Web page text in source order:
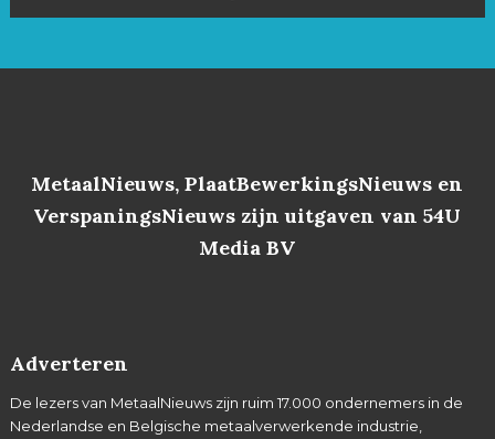
MetaalNieuws, PlaatBewerkingsNieuws en
VerspaningsNieuws zijn uitgaven van 54U
Media BV
Adverteren
De lezers van MetaalNieuws zijn ruim 17.000 ondernemers in de
Nederlandse en Belgische metaalverwerkende industrie,